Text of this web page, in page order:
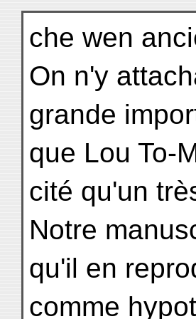
che wen
On n'y
grande
que Lou To-
cité qu'un
Notre
qu'il en
comme